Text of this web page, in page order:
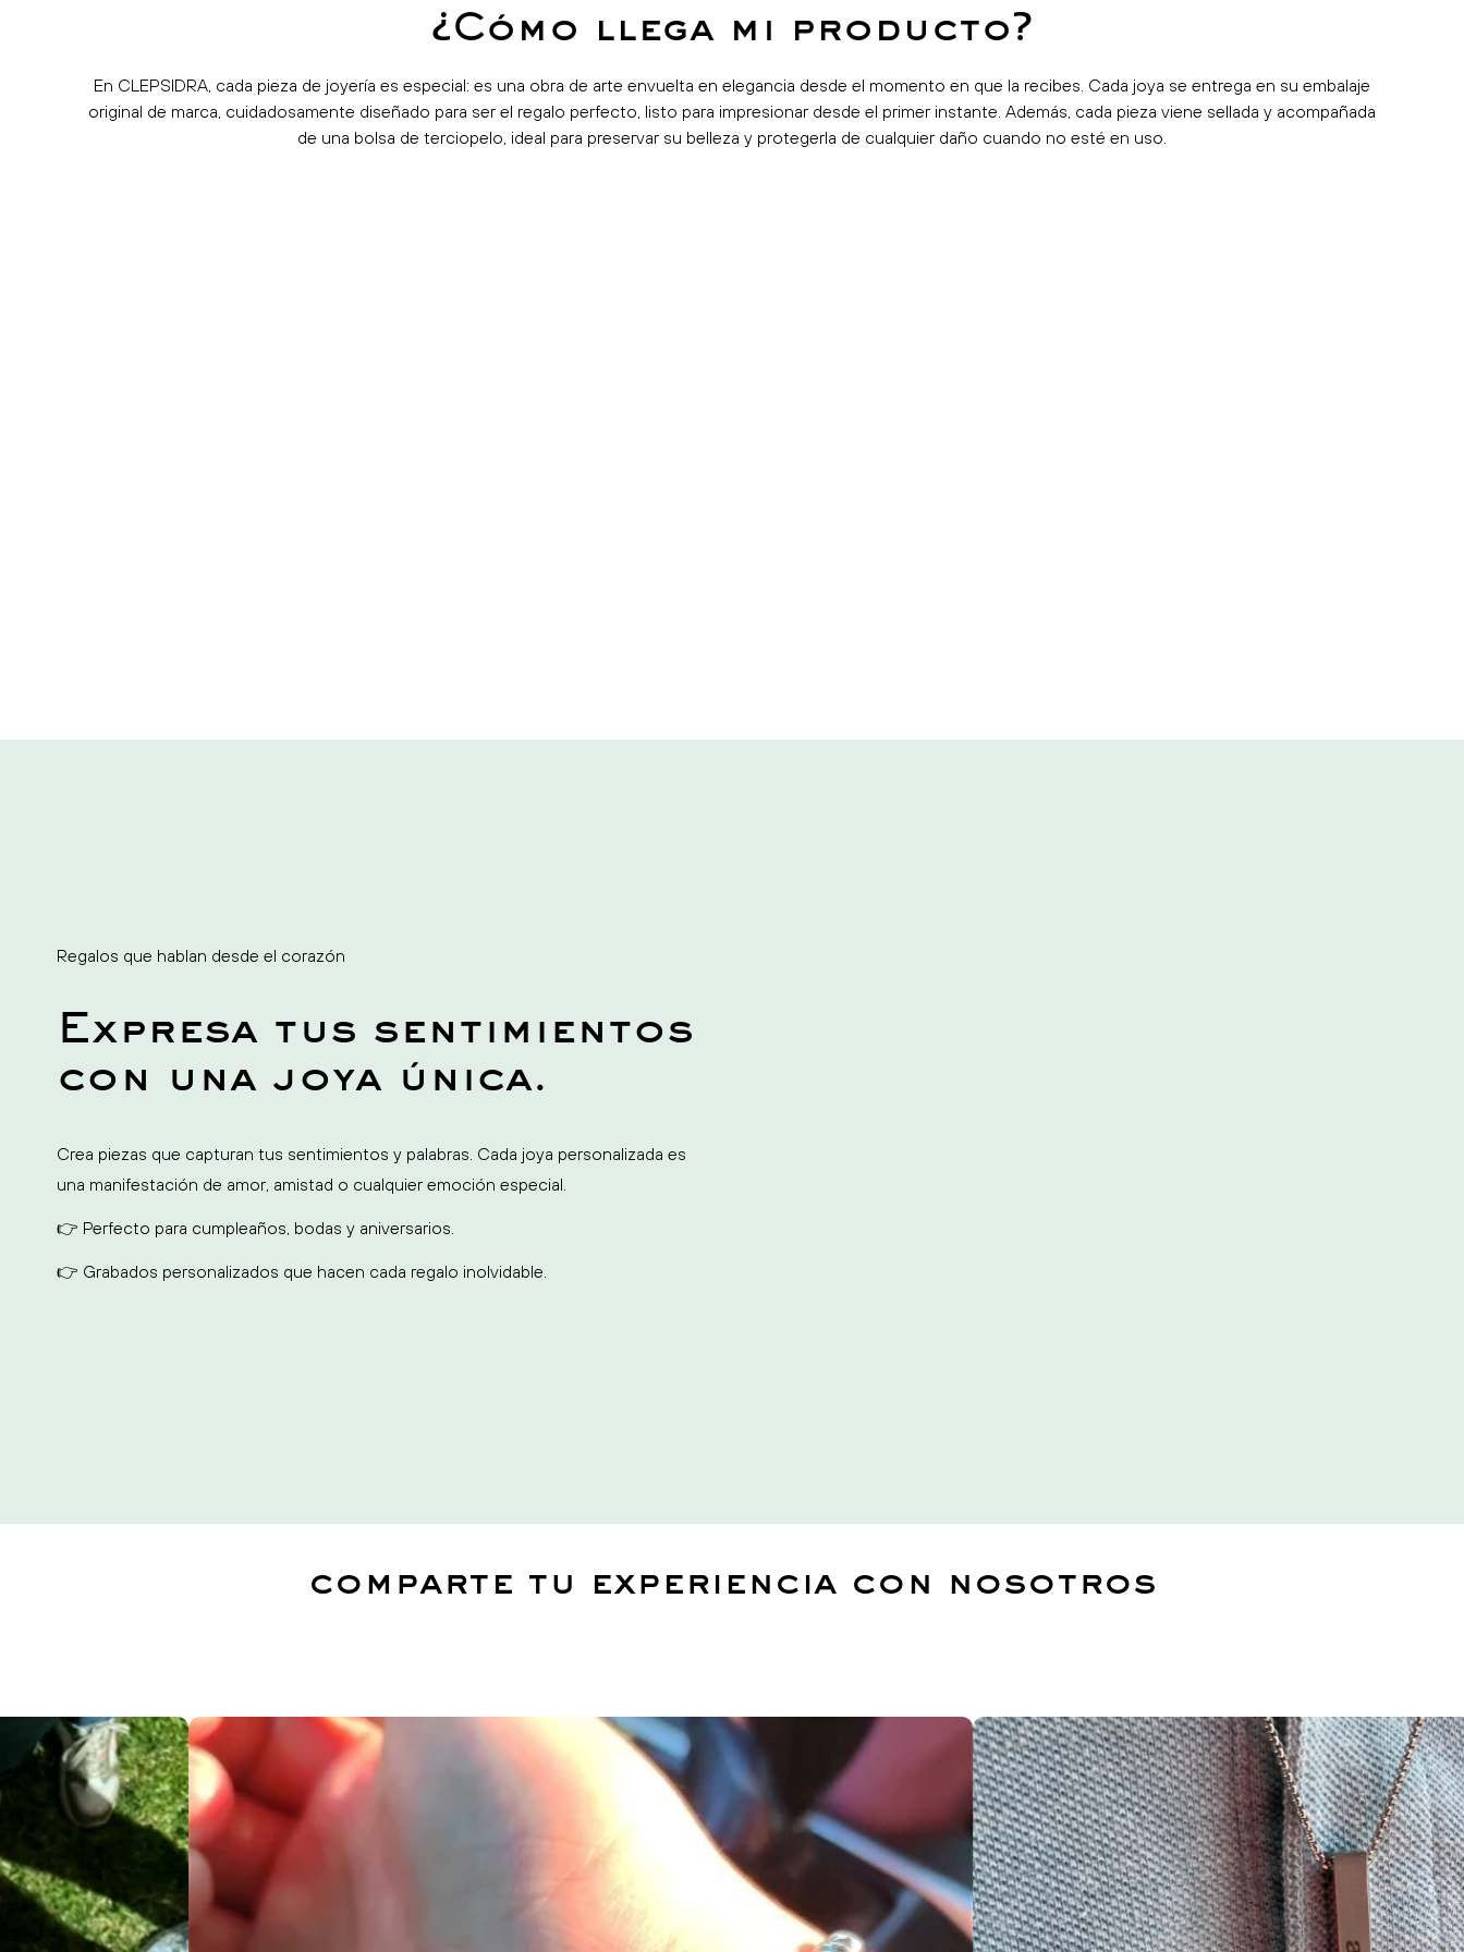
¿Cómo llega mi producto?
En CLEPSIDRA, cada pieza de joyería es especial: es una obra de arte envuelta en elegancia desde el momento en que la recibes. Cada joya se entrega en su embalaje
original de marca, cuidadosamente diseñado para ser el regalo perfecto, listo para impresionar desde el primer instante. Además, cada pieza viene sellada y acompañada
de una bolsa de terciopelo, ideal para preservar su belleza y protegerla de cualquier daño cuando no esté en uso.
Regalos que hablan desde el corazón
Expresa tus sentimientos
con una joya única.
Crea piezas que capturan tus sentimientos y palabras. Cada joya personalizada es
una manifestación de amor, amistad o cualquier emoción especial.
👉 Perfecto para cumpleaños, bodas y aniversarios.
👉 Grabados personalizados que hacen cada regalo inolvidable.
comparte tu experiencia con nosotros